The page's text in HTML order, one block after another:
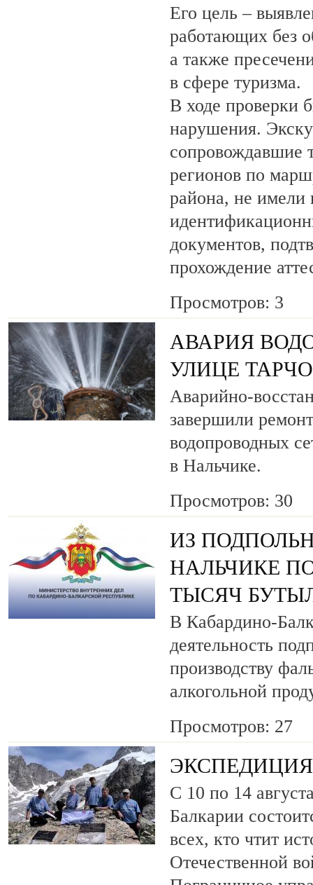
Его цель –
работающих без
а также
в сфере туризма.
В ходе проверки
нарушения.
сопровождавшие
регионов по
района, не имели
документов,
прохождение
Просмотров: 3
АВАРИЯ
УЛИЦЕ
Аварийно-
завершили
водопроводных
в Нальчике.
Просмотров: 30
ИЗ
НАЛЬЧИКЕ
ТЫСЯЧ
В Кабардино-
деятельность
производству
алкогольной
Просмотров: 27
С 10 по 14
Балкарии
всех, кто чтит
Отечественной